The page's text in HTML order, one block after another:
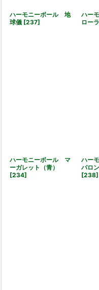
ハーモニーボール 地
球儀 [237]
ハー
ロー
ハーモニーボール マ
ーガレット（青）
[234]
ハー
バロ
[238]